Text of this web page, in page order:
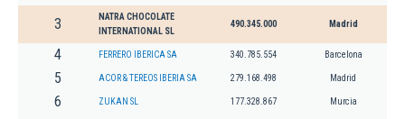
3
NATRA CHOCOLATE
INTERNATIONAL SL
490.345.000 Madrid
4 FERRERO IBERICA SA 340.785.554 Barcelona
5 ACOR & TEREOS IBERIA SA 279.168.498 Madrid
6 ZUKAN SL 177.328.867 Murcia